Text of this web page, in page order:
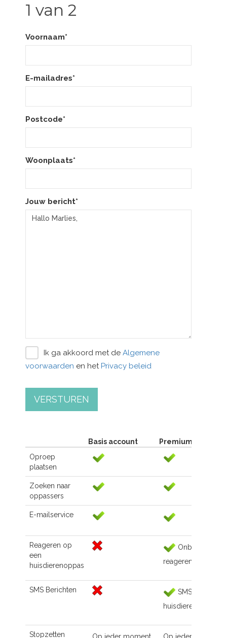
1 van 2
Voornaam*
E-mailadres*
Postcode*
Woonplaats*
Jouw bericht*
Ik ga akkoord met de Algemene
voorwaarden en het Privacy beleid
VERSTUREN
Basis account
Premium account
Oproep
plaatsen
Zoeken naar
oppassers
E-mailservice
Reageren op
een
huisdierenoppas
Onbeperkt
reageren
SMS Berichten
SMS naar de
huisdierenoppas
Stopzetten